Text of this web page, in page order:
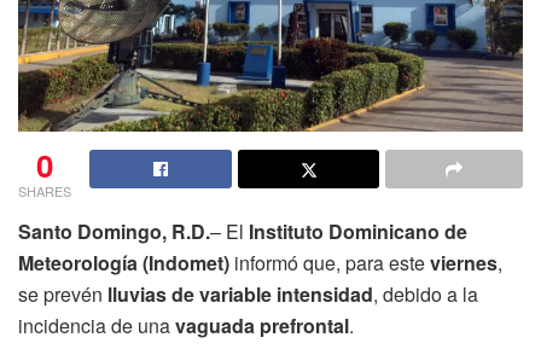
0
SHARES
Santo Domingo, R.D.– El Instituto Dominicano de
Meteorología (Indomet) informó que, para esteviernes,
se prevén lluvias de variable intensidad, debido a la
incidencia de unavaguada prefrontal.